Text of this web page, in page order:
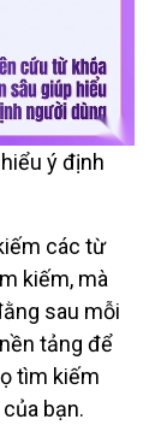
ý định
các từ
kiếm, mà
sau mỗi
tảng để
tìm kiếm
bạn.